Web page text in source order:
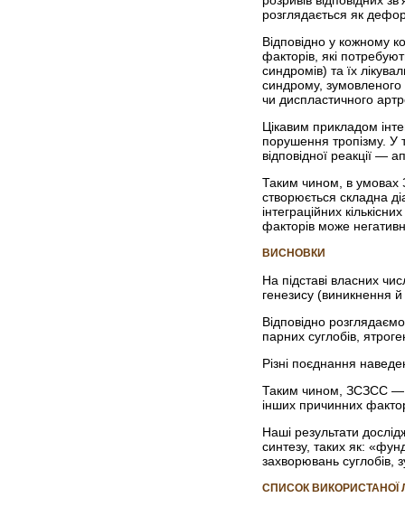
розглядається як
Відповідно у кожному
факторів, які
синдромів) та їх
синд­рому,
чи диспластичного
Цікавим прикладом
порушення тропізму. У
відповідної реакції —
Таким чином, в умовах
створюється складна
інтеграційних
факторів може
ВИСНОВКИ
На підставі власних
генезису (виникнення
Відповідно
парних суглобів,
Різні поєднання
Таким чином, ЗСЗСС — це
інших причинних
Наші результати
синтезу, таких як:
захворювань суглобів,
СПИСОК ВИКОРИСТАНОЇ